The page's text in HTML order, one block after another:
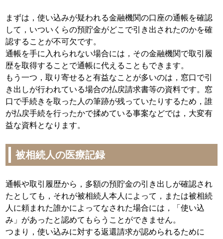
まずは，使い込みが疑われる金融機関の口座の通帳を確認
して，いついくらの預貯金がどこで引き出されたのかを確
認することが不可欠です。
通帳を手に入れられない場合には，その金融機関で取引履
歴を取得することで通帳に代えることもできます。
もう一つ，取り寄せると有益なことが多いのは，窓口で引
き出しが行われている場合の払戻請求書等の資料です。窓
口で手続きを取った人の筆跡が残っていたりするため，誰
が払戻手続を行ったかで揉めている事案などでは，大変有
益な資料となります。
被相続人の医療記録
通帳や取引履歴から，多額の預貯金の引き出しが確認され
たとしても，それが被相続人本人によって，または被相続
人に頼まれた誰かによってなされた場合には，「使い込
み」があったと認めてもらうことができません。
つまり，使い込みに対する返還請求が認められるために